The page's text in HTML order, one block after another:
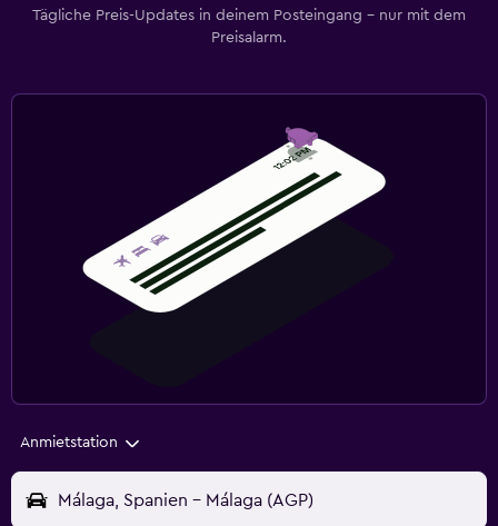
Tägliche Preis-Updates in deinem Posteingang – nur mit dem
Preisalarm.
Anmietstation
Málaga, Spanien - Málaga (AGP)